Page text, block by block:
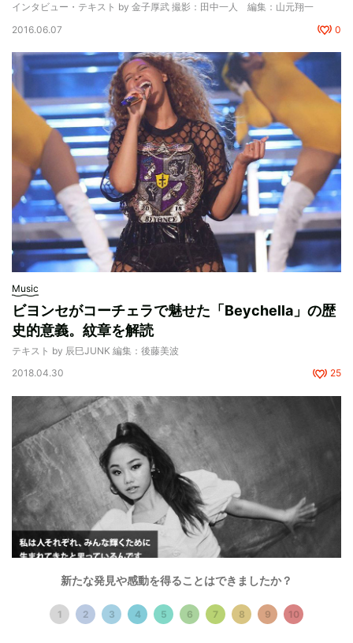
新たな発見や感動を得ることはできましたか？
1 2 3 4 5 6 7 8 9 10
インタビュー・テキスト by 金子厚武 撮影：田中一人 編集：山元翔一
2016.06.07
0
Music
ビヨンセがコーチェラで魅せた「Beychella」の歴
史的意義。紋章を解読
テキスト by 辰巳JUNK 編集：後藤美波
2018.04.30
25